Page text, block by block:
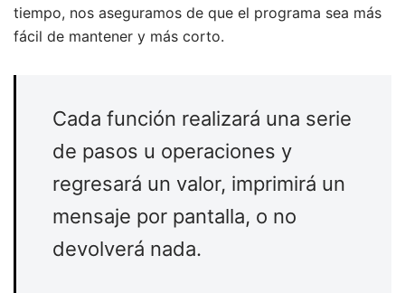
tiempo, nos aseguramos de que el programa sea más
fácil de mantener y más corto.
Cada función realizará una serie
de pasos u operaciones y
regresará un valor, imprimirá un
mensaje por pantalla, o no
devolverá nada.